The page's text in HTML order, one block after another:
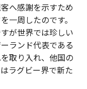
へ感謝を示すため
一周したのです。
が世界では珍しい
ランド代表である
取り入れ、他国の
ラグビー界で新た